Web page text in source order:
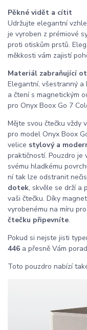
Pěkné vidět a cítit
Udržujte elegantní
je vyroben z prémiové
proti otiskům prstů.
měkkosti vám zajistí
Materiál zabraňující
Elegantní, všestranný a
a čtení s magnetickým
pro Onyx Boox Go 7
Mějte svou čtečku vždy
pro model Onyx Boox
velice stylový a
praktičností. Pouzdro je
svému hladkému
ní tak lze odstranit
dotek, skvěle se drží a
vaši čtečku. Díky
vyrobenému na míru
čtečku připevníte.
Pokud si nejste jisti
446 a přesně Vám
Toto pouzdro nabízí